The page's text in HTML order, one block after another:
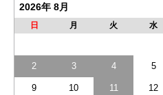
2026年 8月
日 月 火 水
2 3 4 5
9 10 11 12